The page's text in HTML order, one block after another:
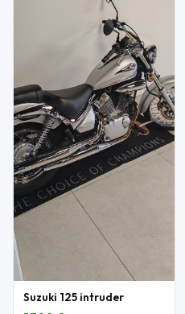
Suzuki 125 intruder